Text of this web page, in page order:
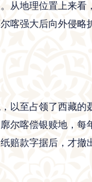
从地理位置上来看
喀强大后向外侵略
以至占领了西藏的
尔喀偿银赎地，每
赔款字据后，才撤